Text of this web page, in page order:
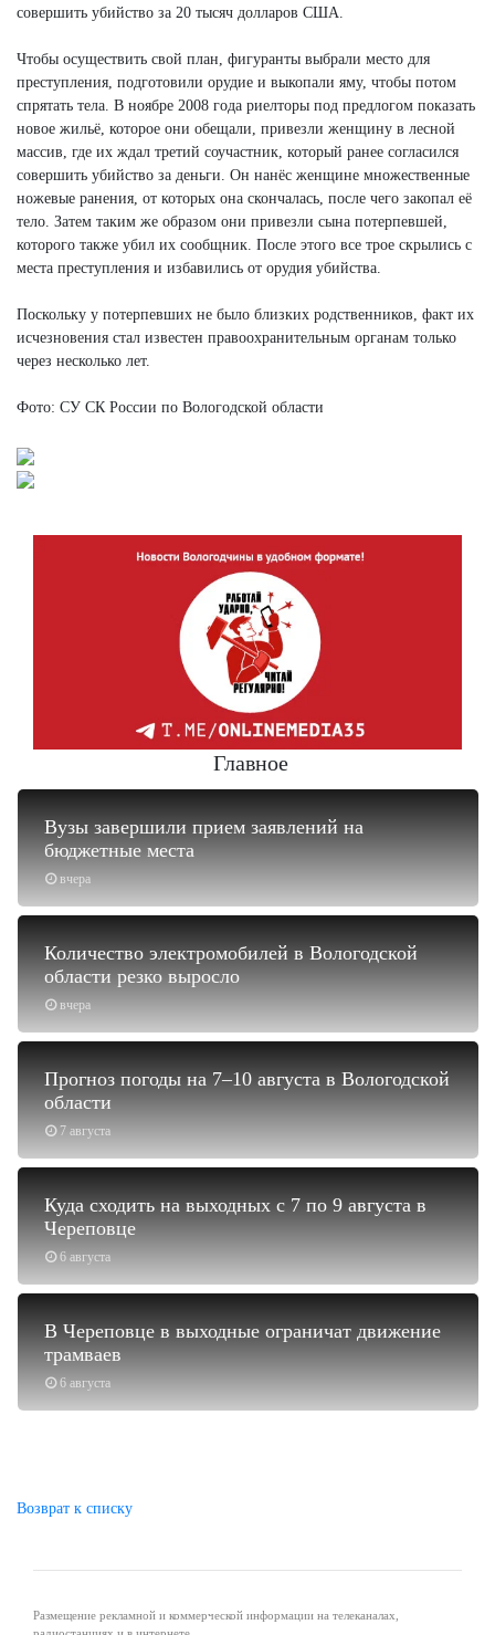
совершить убийство за 20 тысяч долларов США.
Чтобы осуществить свой план, фигуранты выбрали место для
преступления, подготовили орудие и выкопали яму, чтобы потом
спрятать тела. В ноябре 2008 года риелторы под предлогом показать
новое жильё, которое они обещали, привезли женщину в лесной
массив, где их ждал третий соучастник, который ранее согласился
совершить убийство за деньги. Он нанёс женщине множественные
ножевые ранения, от которых она скончалась, после чего закопал её
тело. Затем таким же образом они привезли сына потерпевшей,
которого также убил их сообщник. После этого все трое скрылись с
места преступления и избавились от орудия убийства.
Поскольку у потерпевших не было близких родственников, факт их
исчезновения стал известен правоохранительным органам только
через несколько лет.
Фото: СУ СК России по Вологодской области
Главное
вчера
Вузы завершили прием заявлений на
бюджетные места
вчера
Количество электромобилей в Вологодской
области резко выросло
7 августа
Прогноз погоды на 7–10 августа в Вологодской
области
6 августа
Куда сходить на выходных с 7 по 9 августа в
Череповце
6 августа
В Череповце в выходные ограничат движение
трамваев
Возврат к списку
Размещение рекламной и коммерческой информации на телеканалах,